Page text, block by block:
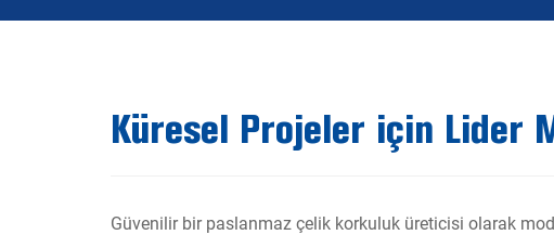
Küresel Projeler için Lider
Güvenilir bir paslanmaz çelik korkuluk üreticisi olarak